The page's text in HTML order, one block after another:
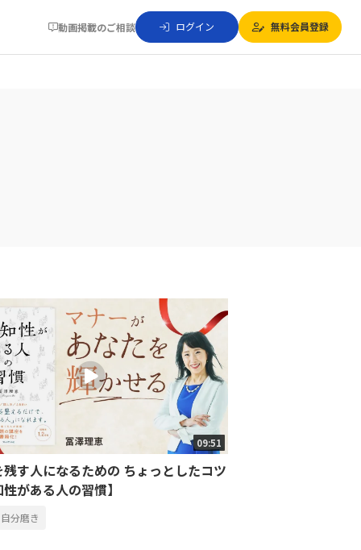
動画掲載のご相談 ログイン 無料会員登録
09:51
す人になるための ちょっとしたコツ
がある人の習慣】
自分磨き